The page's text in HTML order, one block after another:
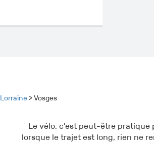
Lorraine > Vosges
Le vélo, c’est peut-être pratique
lorsque le trajet est long, rien ne